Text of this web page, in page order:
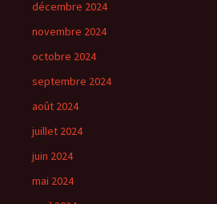
décembre 2024
novembre 2024
octobre 2024
septembre 2024
août 2024
juillet 2024
juin 2024
mai 2024